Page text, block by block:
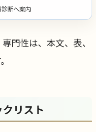
断へ案内
門性は、本文、表、
リスト